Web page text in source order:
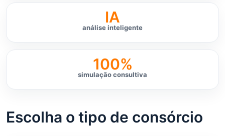
IA
análise inteligente
100%
simulação consultiva
Escolha o tipo de consórcio